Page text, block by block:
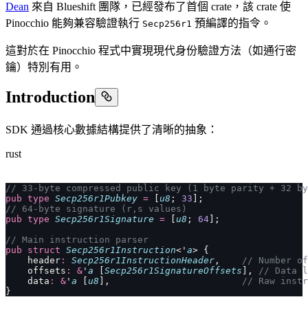
Dean 來自 Blueshift 團隊，已經發布了首個 crate，該 crate 使
Pinocchio 能夠兼容驗證執行 Secp256r1 預編譯的指令。
這對於在 Pinocchio 程式中實現現代身份驗證方法（如通行密
鑰）特別有用。
Introduction
SDK 通過核心數據結構提供了清晰的抽象：
rust
// 33-byte compressed public key (1 byte parity + 32
pub type Secp256r1Pubkey = [u8 ; 33 ];
// 64-byte signature (r,s values)
pub type Secp256r1Signature = [u8 ; 64];
// Main instruction parser
pub struct Secp256r1Instruction<' a> {
    header
: Secp256r1InstructionHeader ,
// Number
    offsets
: & ' a [Secp256r1SignatureOffsets ],
// Data
    data
: & ' a [u8 ],
// Raw
}